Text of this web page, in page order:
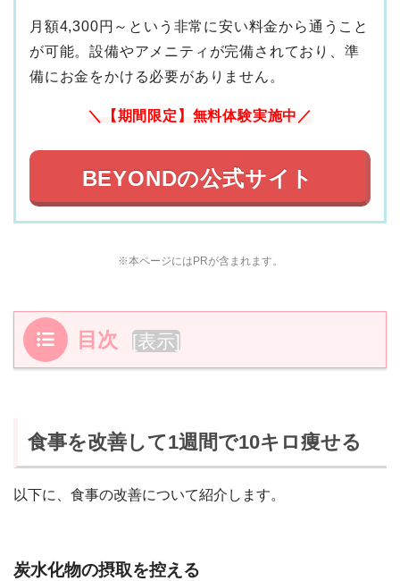
月額4,300円～という非常に安い料金から通うこと
が可能。設備やアメニティが完備されており、準
備にお金をかける必要がありません。
＼【期間限定】無料体験実施中／
BEYONDの公式サイト
※本ページにはPRが含まれます。
目次 [表示]
食事を改善して1週間で10キロ痩せる
以下に、食事の改善について紹介します。
炭水化物の摂取を控える